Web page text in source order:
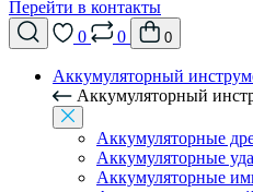
Перейти в контакты
0
0 0
Аккумуляторный
Аккумуляторный
Аккумуляторные
Аккумуляторные
Аккумуляторные